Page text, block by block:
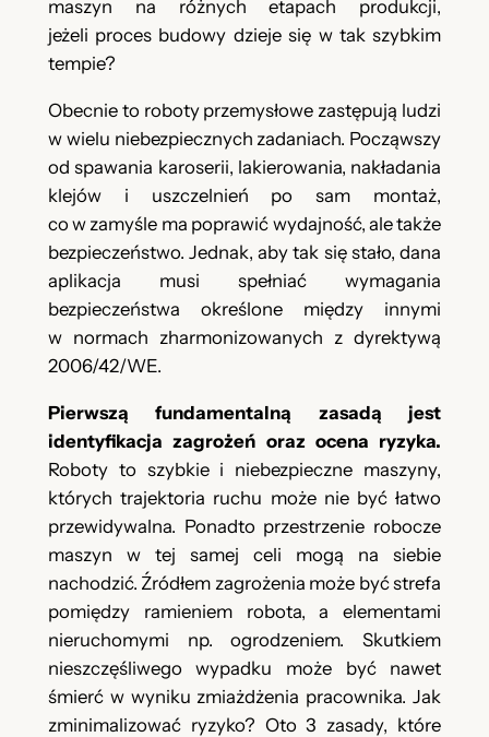
maszyn na różnych etapach produkcji,
jeżeli proces budowy dzieje się w tak szybkim
tempie?
Obecnie to roboty przemysłowe zastępują ludzi
w wielu niebezpiecznych zadaniach. Począwszy
od spawania karoserii, lakierowania, nakładania
klejów i uszczelnień po sam montaż,
co w zamyśle ma poprawić wydajność, ale także
bezpieczeństwo. Jednak, aby tak się stało, dana
aplikacja musi spełniać wymagania
bezpieczeństwa określone między innymi
w normach zharmonizowanych z dyrektywą
2006/42/WE.
Pierwszą fundamentalną zasadą jest
identyfikacja zagrożeń oraz ocena ryzyka.
Roboty to szybkie i niebezpieczne maszyny,
których trajektoria ruchu może nie być łatwo
przewidywalna. Ponadto przestrzenie robocze
maszyn w tej samej celi mogą na siebie
nachodzić. Źródłem zagrożenia może być strefa
pomiędzy ramieniem robota, a elementami
nieruchomymi np. ogrodzeniem. Skutkiem
nieszczęśliwego wypadku może być nawet
śmierć w wyniku zmiażdżenia pracownika. Jak
zminimalizować ryzyko? Oto 3 zasady, które